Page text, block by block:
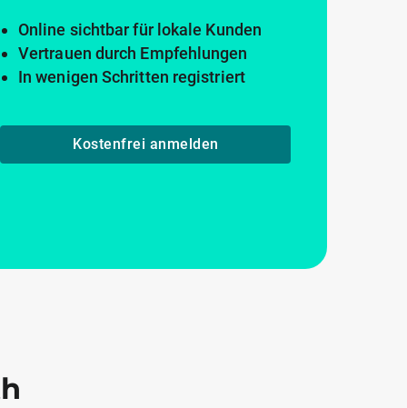
Online sichtbar für lokale Kunden
Vertrauen durch Empfehlungen
In wenigen Schritten registriert
Kostenfrei anmelden